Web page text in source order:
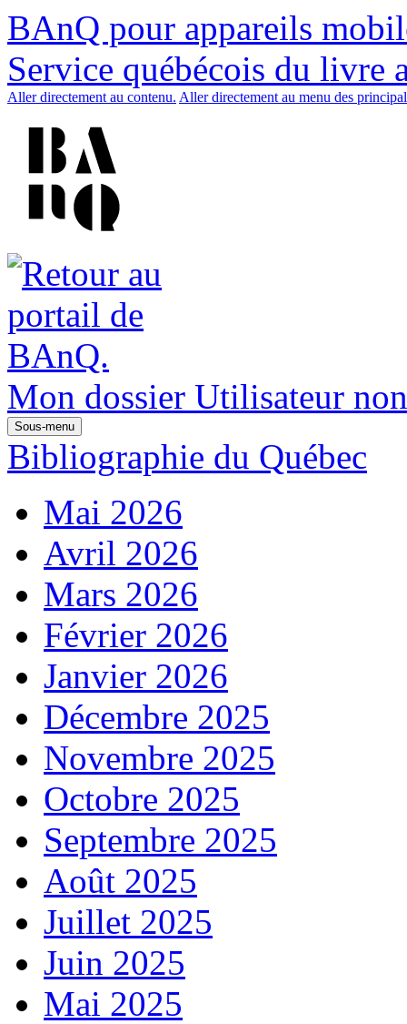
BAnQ pour appareils
Service québécois du livre
Aller directement au contenu. Aller directement au menu des
Mon dossier Utilisateur
Sous-menu
Bibliographie du Québec
Mai 2026
Avril 2026
Mars 2026
Février 2026
Janvier 2026
Décembre 2025
Novembre 2025
Octobre 2025
Septembre 2025
Août 2025
Juillet 2025
Juin 2025
Mai 2025